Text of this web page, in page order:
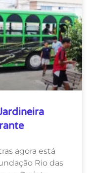
agora está
Rio das